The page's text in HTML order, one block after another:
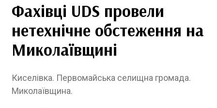
Фахівці UDS провели
нетехнічне обстеження на
Миколаївщині
Киселівка. Первомайська селищна громада.
Миколаївщина.